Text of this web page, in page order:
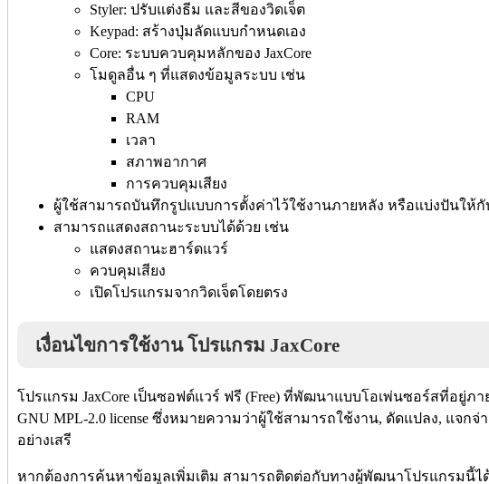
Styler: ปรับแต่งธีม และสีของวิดเจ็ต
Keypad: สร้างปุ่มลัดแบบกำหนดเอง
Core: ระบบควบคุมหลักของ JaxCore
โมดูลอื่น ๆ ที่แสดงข้อมูลระบบ เช่น
CPU
RAM
เวลา
สภาพอากาศ
การควบคุมเสียง
ผู้ใช้สามารถบันทึกรูปแบบการตั้งค่าไว้ใช้งานภายหลัง หรือแบ่งปันให้
สามารถแสดงสถานะระบบได้ด้วย เช่น
แสดงสถานะฮาร์ดแวร์
ควบคุมเสียง
เปิดโปรแกรมจากวิดเจ็ตโดยตรง
เงื่อนไขการใช้งาน โปรแกรม JaxCore
โปรแกรม JaxCore เป็นซอฟต์แวร์ ฟรี (Free) ที่พัฒนาแบบโอเพ่นซอร์สที่อยู่ภา
GNU MPL-2.0 license ซึ่งหมายความว่าผู้ใช้สามารถใช้งาน, ดัดแปลง, แจกจ่
อย่างเสรี
หากต้องการค้นหาข้อมูลเพิ่มเติม สามารถติดต่อกับทางผู้พัฒนาโปรแกรมนี้ไ